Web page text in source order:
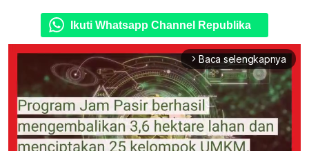
Ikuti Whatsapp Channel Republika
arrow_forward_ios Baca selengkapnya